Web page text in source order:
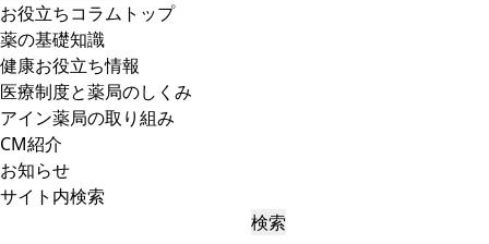
お役立ちコラムトップ
薬の基礎知識
健康お役立ち情報
医療制度と薬局のしくみ
アイン薬局の取り組み
CM紹介
お知らせ
サイト内検索
検索